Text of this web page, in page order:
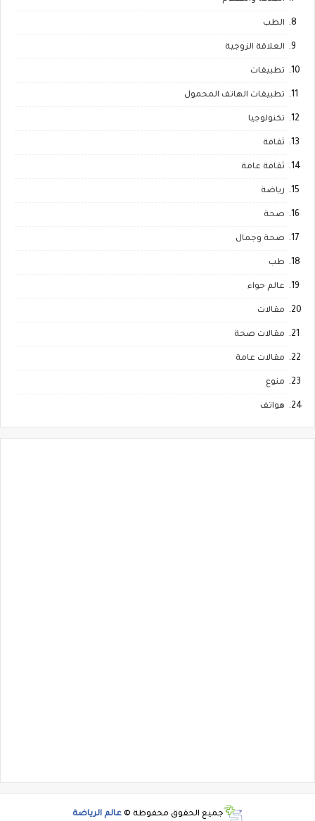
الطب
العلاقة الزوجية
تطبيقات
تطبيقات الهاتف المحمول
تكنولوجيا
ثقافة
ثقافة عامة
رياضة
صحة
صحة وجمال
طب
عالم حواء
مقالات
مقالات صحة
مقالات عامة
منوع
هواتف
جميع الحقوق محفوظة © عالم الرياضة